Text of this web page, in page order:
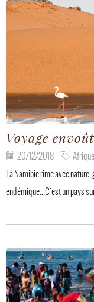
Voyage
20/12/2018
La Namibie rime avec
endémique...C'est un pays